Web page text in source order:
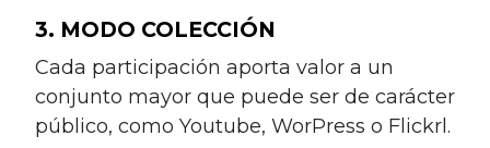
3. MODO COLECCIÓN
Cada participación aporta valor a un
conjunto mayor que puede ser de carácter
público, como Youtube, WorPress o Flickrl.